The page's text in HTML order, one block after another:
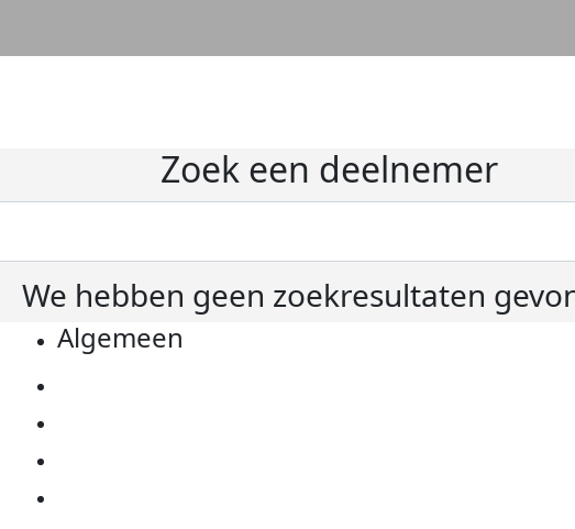
Zoek een deelnemer
We hebben geen zoekresultaten
Algemeen